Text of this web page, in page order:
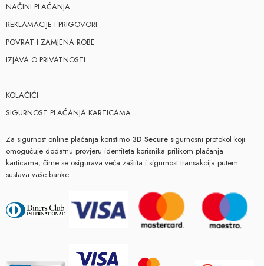
NAČINI PLAĆANJA
REKLAMACIJE I PRIGOVORI
POVRAT I ZAMJENA ROBE
IZJAVA O PRIVATNOSTI
KOLAČIĆI
SIGURNOST PLAĆANJA KARTICAMA
Za sigurnost online plaćanja koristimo 3D Secure sigurnosni protokol koji
omogućuje dodatnu provjeru identiteta korisnika prilikom plaćanja
karticama, čime se osigurava veća zaštita i sigurnost transakcija putem
sustava vaše banke.